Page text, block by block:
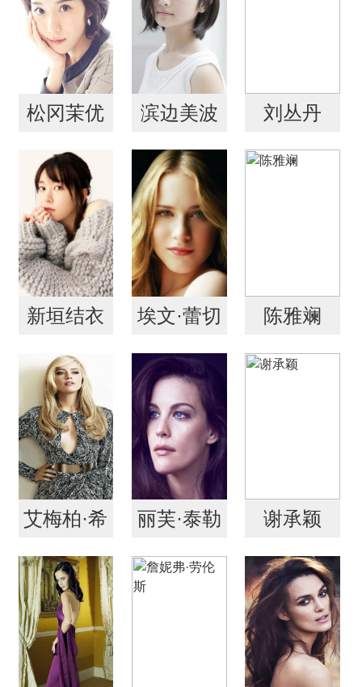
松冈茉优 滨边美波 刘丛丹
新垣结衣
埃文·蕾切
尔·伍德
陈雅斓
艾梅柏·希
尔德
丽芙·泰勒 谢承颖